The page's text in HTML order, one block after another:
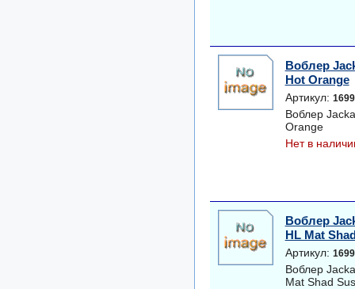
Воблер
Hot Orange
Артикул:
Воблер
Orange
Нет в
Воблер
HL Mat
Артикул:
Воблер
Mat Shad